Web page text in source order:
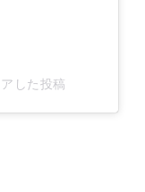
した投稿